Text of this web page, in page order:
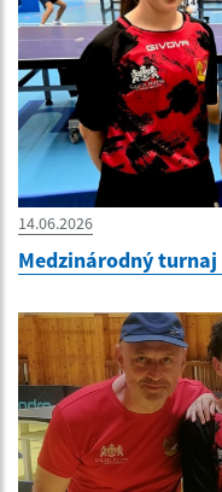
14.06.2026
Medzinárodný turnaj